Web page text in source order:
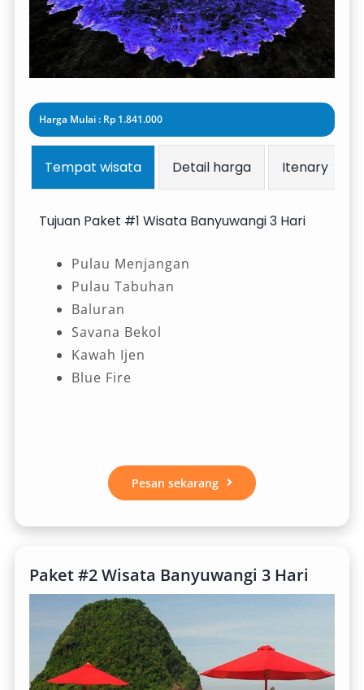
Harga Mulai : Rp 1.841.000
Tempat wisata Detail harga Itenary
Tujuan Paket #1 Wisata Banyuwangi 3 Hari
Pulau Menjangan
Pulau Tabuhan
Baluran
Savana Bekol
Kawah Ijen
Blue Fire
Pesan sekarang
Paket #2 Wisata Banyuwangi 3 Hari